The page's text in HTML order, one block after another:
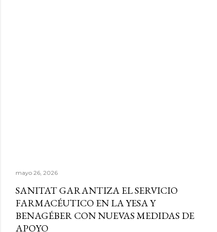
mayo 26, 2026
SANITAT GARANTIZA EL SERVICIO
FARMACÉUTICO EN LA YESA Y
BENAGÉBER CON NUEVAS MEDIDAS DE
APOYO